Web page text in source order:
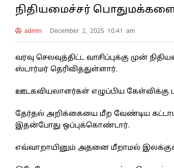
நிதியமைச்சர்
admin December 2, 2025 10:41 am
வரவு செலவுத்திட்ட வாசிப்புக்கு முன்
ஸ்டார்மர் தெரிவித்துள்ளார்.
ஊடகவியலாளர்கள் எழுப்பிய
தேர்தல் அறிக்கையை மீற வேண்டிய
இதன்போது ஒப்புக்கொண்டார்.
எவ்வாறாயினும் அதனை மீறாமல்